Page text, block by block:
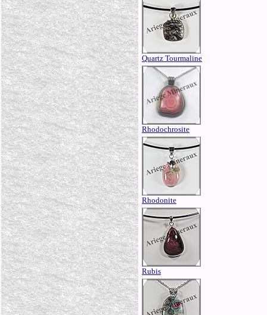
Quartz Tourmaline
Rhodochrosite
Rhodonite
Rubis